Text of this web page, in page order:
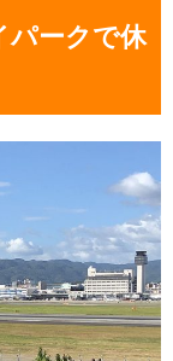
パークで休